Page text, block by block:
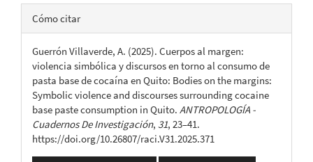
Detalles
del
artículo
Cómo citar
Guerrón Villaverde, A. (2025). Cuerpos al margen:
violencia simbólica y discursos en torno al consumo de
pasta base de cocaína en Quito: Bodies on the margins:
Symbolic violence and discourses surrounding cocaine
base paste consumption in Quito. ANTROPOLOGÍA -
Cuadernos De Investigación, 31, 23–41.
https://doi.org/10.26807/raci.V31.2025.371